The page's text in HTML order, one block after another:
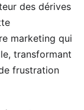
des dérives
marketing qui
transformant
frustration